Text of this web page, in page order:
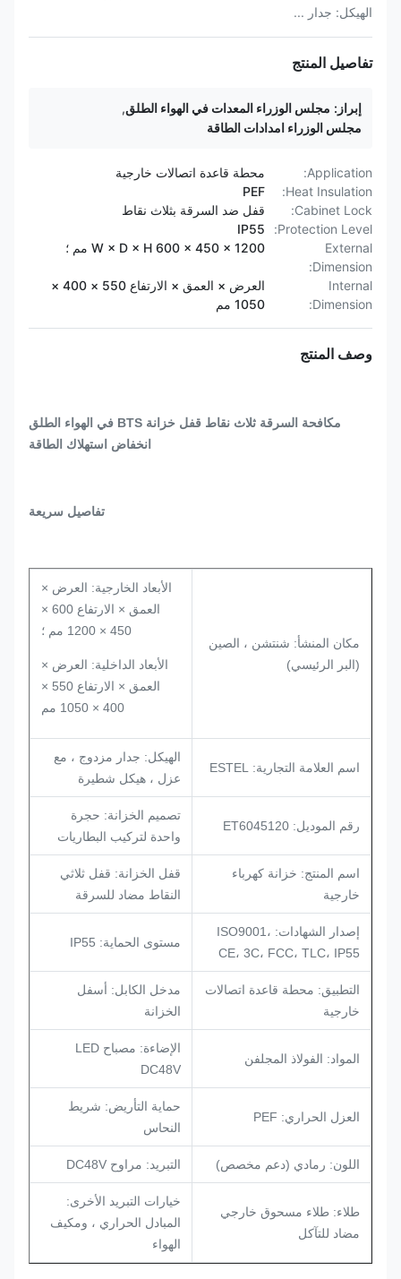
الهيكل: جدار ...
تفاصيل المنتج
إبراز: مجلس الوزراء المعدات في الهواء الطلق,
مجلس الوزراء امدادات الطاقة
Application:
محطة قاعدة اتصالات خارجية
Heat Insulation:
PEF
Cabinet Lock:
قفل ضد السرقة بثلاث نقاط
Protection Level:
IP55
External
Dimension:
W × D × H 600 × 450 × 1200 مم ؛
Internal
Dimension:
العرض × العمق × الارتفاع 550 × 400 ×
1050 مم
وصف المنتج
مكافحة السرقة ثلاث نقاط قفل خزانة BTS في الهواء الطلق
انخفاض استهلاك الطاقة
تفاصيل سريعة
مكان المنشأ: شنتشن ، الصين
(البر الرئيسي)
الأبعاد الخارجية: العرض ×
العمق × الارتفاع 600 ×
450 × 1200 مم ؛
الأبعاد الداخلية: العرض ×
العمق × الارتفاع 550 ×
400 × 1050 مم
اسم العلامة التجارية: ESTEL
الهيكل: جدار مزدوج ، مع
عزل ، هيكل شطيرة
رقم الموديل: ET6045120
تصميم الخزانة: حجرة
واحدة لتركيب البطاريات
اسم المنتج: خزانة كهرباء
خارجية
قفل الخزانة: قفل ثلاثي
النقاط مضاد للسرقة
إصدار الشهادات: ISO9001،
CE، 3C، FCC، TLC، IP55
مستوى الحماية: IP55
التطبيق: محطة قاعدة اتصالات
خارجية
مدخل الكابل: أسفل
الخزانة
المواد: الفولاذ المجلفن
الإضاءة: مصباح LED
DC48V
العزل الحراري: PEF
حماية التأريض: شريط
النحاس
اللون: رمادي (دعم مخصص) التبريد: مراوح DC48V
طلاء: طلاء مسحوق خارجي
مضاد للتآكل
خيارات التبريد الأخرى:
المبادل الحراري ، ومكيف
الهواء